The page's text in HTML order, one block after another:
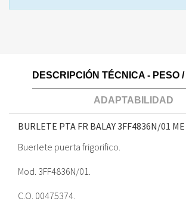
DESCRIPCIÓN TÉCNICA - PESO
ADAPTABILIDAD
BURLETE PTA FR BALAY 3FF4836N/01 ME
Buerlete puerta frigorifico.
Mod. 3FF4836N/01.
C.O. 00475374.